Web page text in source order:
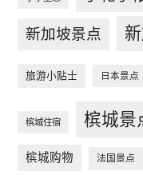
新加坡景点
旅游小贴士 日本景点
槟城住宿 槟城景
槟城购物 法国景点